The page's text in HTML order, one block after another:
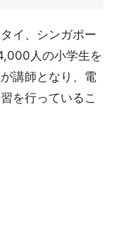
イ、シンガポー
人の小学生を
講師となり、電
を行っているこ